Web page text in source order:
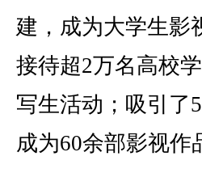
建，成为大学生影
接待超2万名高校
写生活动；吸引了
成为60余部影视作